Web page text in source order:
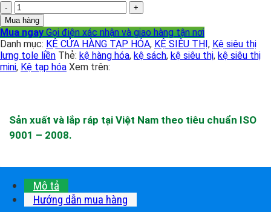
Kệ
đơn
lưng
tole
liền
1.2x1.5m
Mua hàng
Mua ngay Gọi điện xác nhận và giao hàng tận nơi
Danh mục: KỆ CỬA HÀNG TẠP HÓA, KỆ SIÊU THỊ , Kệ siêu thị
lưng tole liền Thẻ: kệ hàng hóa, kệ sách, kệ siêu thị, kệ siêu thị
mini, Kệ tạp hóa Xem trên:
Sản xuất và lắp ráp tại Việt Nam theo tiêu chuẩn ISO
9001 – 2008.
Mô tả
Hướng dẫn mua hàng